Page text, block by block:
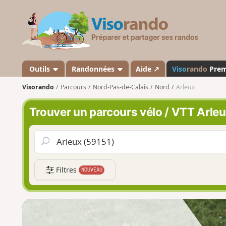
s
a
n
o
Outils Randonnées Aide ↗ Visorando
Visorando Parcours Nord-Pas-de-Calais Nord Arleux
Trouver un parcours vélo / VTT
Filtres NOUVEAU